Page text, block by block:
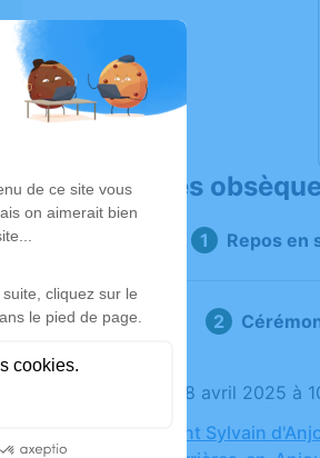
Déroulé des
Repos en
Le lundi 28 avril 2025 à
Église Saint Sylvain